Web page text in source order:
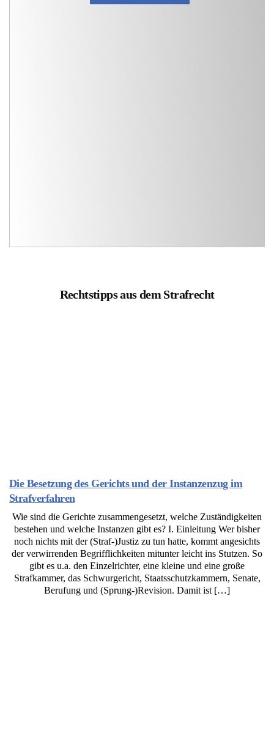
Rechtstipps aus dem Strafrecht
Die Besetzung des Gerichts und der Instanzenzug im
Strafverfahren
Wie sind die Gerichte zusammengesetzt, welche Zuständigkeiten
bestehen und welche Instanzen gibt es? I. Einleitung Wer bisher
noch nichts mit der (Straf-)Justiz zu tun hatte, kommt angesichts
der verwirrenden Begrifflichkeiten mitunter leicht ins Stutzen. So
gibt es u.a. den Einzelrichter, eine kleine und eine große
Strafkammer, das Schwurgericht, Staatsschutzkammern, Senate,
Berufung und (Sprung-)Revision. Damit ist […]